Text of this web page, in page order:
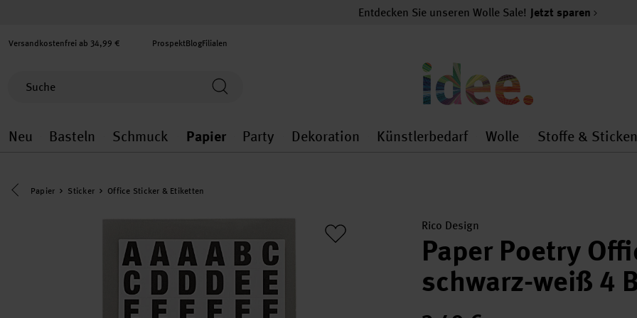
Entdecken Sie unseren Wolle Sale! Jetzt sparen
Versandkostenfrei ab 34,99 € ProspektBlogFilialen
Neu
Neu general.openMenu
Basteln
Basteln general.openMenu
Schmuck
Schmuck general.openMenu
Papier
Papier general.openMenu
Party
Party general.openMenu
Dekoration
Dekoration general.openMenu
Künstlerbedarf
Künstlerbedarf
Wolle
Wolle
Stoffe & Sticken
Eine Kategorie zurück navigieren
Papier Sticker Office Sticker & Etiketten
Rico Design
Paper Poetry
schwarz-weiß 4